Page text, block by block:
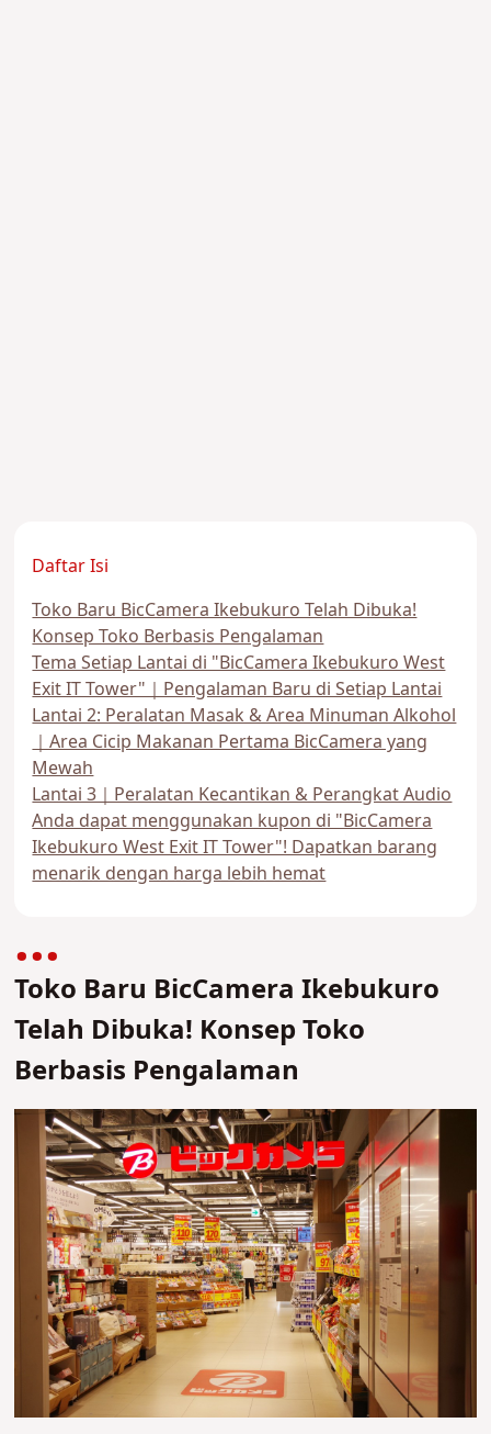
Daftar Isi
Toko Baru BicCamera Ikebukuro Telah Dibuka!
Konsep Toko Berbasis Pengalaman
Tema Setiap Lantai di "BicCamera Ikebukuro West
Exit IT Tower"｜Pengalaman Baru di Setiap Lantai
Lantai 2: Peralatan Masak & Area Minuman Alkohol
｜Area Cicip Makanan Pertama BicCamera yang
Mewah
Lantai 3｜Peralatan Kecantikan & Perangkat Audio
Anda dapat menggunakan kupon di "BicCamera
Ikebukuro West Exit IT Tower"! Dapatkan barang
menarik dengan harga lebih hemat
Toko Baru BicCamera Ikebukuro
Telah Dibuka! Konsep Toko
Berbasis Pengalaman